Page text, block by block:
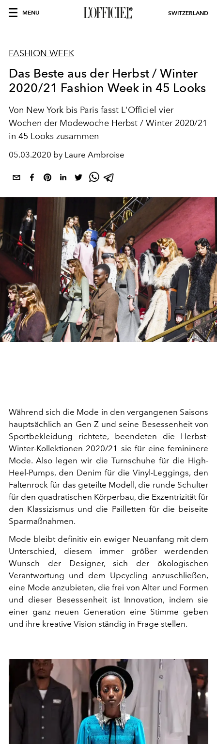
MENU SWITZERLAND
FASHION WEEK
Das Beste aus der Herbst / Winter
2020/21 Fashion Week in 45 Looks
Von New York bis Paris fasst L'Officiel vier
Wochen der Modewoche Herbst / Winter 2020/21
in 45 Looks zusammen
05.03.2020 by Laure Ambroise
Während sich die Mode in den vergangenen Saisons
hauptsächlich an Gen Z und seine Besessenheit von
Sportbekleidung richtete, beendeten die Herbst-
Winter-Kollektionen 2020/21 sie für eine femininere
Mode. Also legen wir die Turnschuhe für die High-
Heel-Pumps, den Denim für die Vinyl-Leggings, den
Faltenrock für das geteilte Modell, die runde Schulter
für den quadratischen Körperbau, die Exzentrizität für
den Klassizismus und die Pailletten für die beiseite
Sparmaßnahmen.
Mode bleibt definitiv ein ewiger Neuanfang mit dem
Unterschied, diesem immer größer werdenden
Wunsch der Designer, sich der ökologischen
Verantwortung und dem Upcycling anzuschließen,
eine Mode anzubieten, die frei von Alter und Formen
und dieser Besessenheit ist Innovation, indem sie
einer ganz neuen Generation eine Stimme geben
und ihre kreative Vision ständig in Frage stellen.